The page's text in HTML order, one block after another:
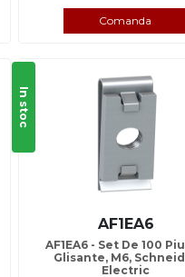
Comanda
In stoc
AF1EA6
AF1EA6 - Set De 100
Glisante, M6,
Electric